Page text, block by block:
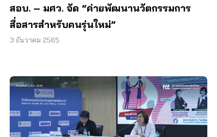
สอบ. – มศว. จัด “ค่ายพัฒนานวัตกรรมการ
สื่อสารสำหรับคนรุ่นใหม่”
3 ธันวาคม 2565